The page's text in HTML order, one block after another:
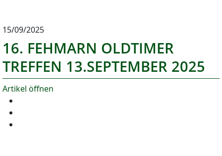
15/09/2025
16. FEHMARN OLDTIMER
TREFFEN 13.SEPTEMBER 2025
Artikel öffnen